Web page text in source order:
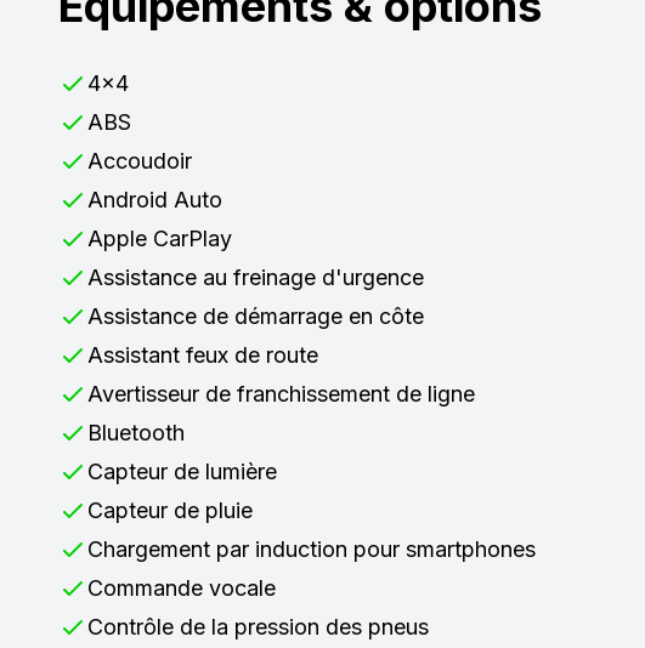
4x4
ABS
Accoudoir
Android Auto
Apple CarPlay
Assistance au freinage d'urgence
Assistance de démarrage en côte
Assistant feux de route
Avertisseur de franchissement de ligne
Bluetooth
Capteur de lumière
Capteur de pluie
Chargement par induction pour smartphones
Commande vocale
Contrôle de la pression des pneus